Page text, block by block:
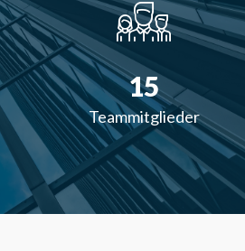
15
Teammitglieder